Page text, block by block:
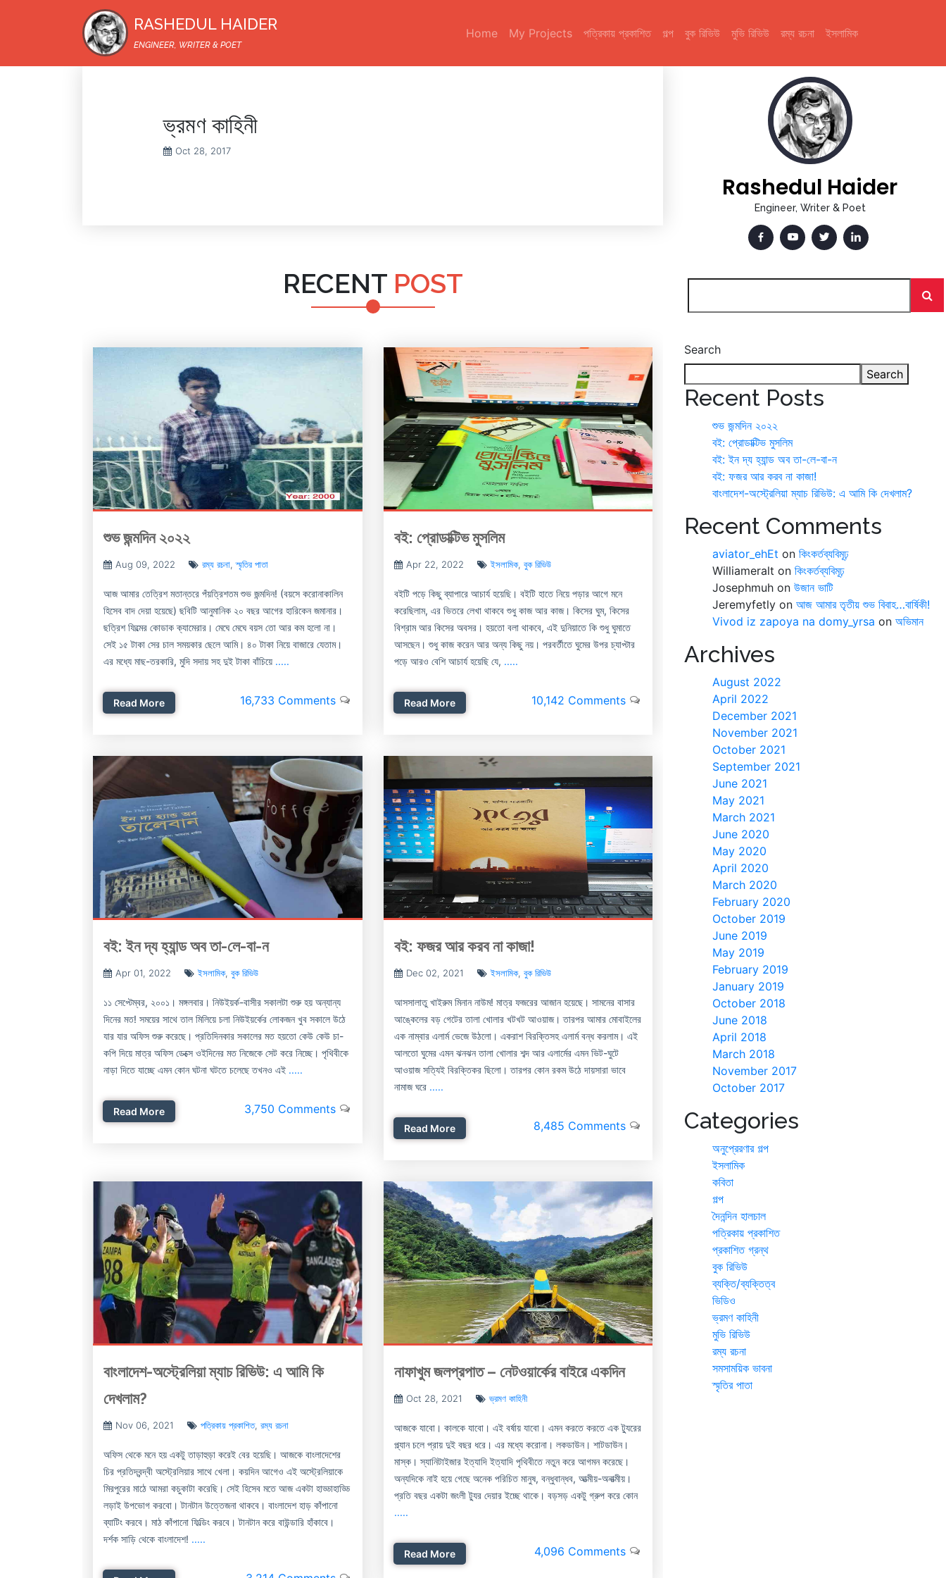
RASHEDUL HAIDER
ENGINEER, WRITER & POET
Home My Projects পত্রিকায় প্রকাশিত গল্প বুক রিভিউ মুভি রিভিউ রম্য রচনা ইসলামিক
ভ্রমণ কাহিনী
Oct 28, 2017
RECENT POST
শুভ জন্মদিন ২০২২
Aug 09, 2022 রম্য রচনা,স্মৃতির পাতা
আজ আমার তেত্রিশ মতান্তরে পঁয়ত্রিশতম শুভ জন্মদিন! (বয়সে করোনাকালিন
হিসেব বাদ দেয়া হয়েছে) ছবিটি আনুমানিক ২০ বছর আগের হারিকেন জমানার।
ছত্রিশ ফিল্মের কোডাক ক্যামেরার। মেঘে মেঘে বয়স তো আর কম হলো না।
সেই ১৫ টাকা সের চাল সময়কার ছেলে আমি। ৪০ টাকা নিয়ে বাজারে যেতাম।
এর মধ্যে মাছ-তরকারি, মুদি সদায় সহ দুই টাকা বাঁচিয়ে .....
Read More 16,733 Comments
বই: প্রোডাক্টিভ মুসলিম
Apr 22, 2022 ইসলামিক, বুক রিভিউ
বইটি পড়ে কিছু ব্যাপারে আচার্য হয়েছি। বইটি হাতে নিয়ে পড়ার আগে মনে
করেছিলাম, এর ভিতরে লেখা থাকবে শুধু কাজ আর কাজ। কিসের ঘুম, কিসের
বিশ্রাম আর কিসের অবসর। হয়তো বলা থাকবে, এই দুনিয়াতে কি শুধু ঘুমাতে
আসছেন। শুধু কাজ করেন আর অন্য কিছু নয়। পরবর্তীতে ঘুমের উপর চ্যাপ্টার
পড়ে আরও বেশি আচার্য হয়েছি যে, .....
Read More 10,142 Comments
বই: ইন দ্য হ্যান্ড অব তা-লে-বা-ন
Apr 01, 2022 ইসলামিক, বুক রিভিউ
১১ সেপ্টেম্বর, ২০০১। মঙ্গলবার। নিউইয়র্ক-বাসীর সকালটা শুরু হয় অন্যান্য
দিনের মত! সময়ের সাথে তাল মিলিয়ে চলা নিউইয়র্কের লোকজন খুব সকালে উঠে
যার যার অফিস শুরু করেছে। প্রতিদিনকার সকালের মত হয়তো কেউ কেউ চা-
কপি দিয়ে মাত্র অফিস ডেক্সে ওইদিনের মত নিজেকে সেট করে নিচ্ছে। পৃথিবীকে
নাড়া দিতে যাচ্ছে এমন কোন ঘটনা ঘটতে চলেছে তখনও এই .....
Read More 3,750 Comments
বই: ফজর আর করব না কাজা!
Dec 02, 2021 ইসলামিক, বুক রিভিউ
আসসালাতু খাইরুম মিনান নাউম! মাত্র ফজরের আজান হয়েছে। সামনের বাসার
আঙ্কেলের বড় গেটের তালা খোলার খটখট আওয়াজ। তারপর আমার মোবাইলের
এক নাম্বার এলার্ম ভেজে উঠলো। একরাশ বিরক্তিসহ এলার্ম বন্ধ করলাম। এই
আলতো ঘুমের এমন ঝনঝন তালা খোলার শব্দ আর এলার্মের এমন ভিট-ঘুটে
আওয়াজ সত্যিই বিরক্তিকর ছিলো। তারপর কোন রকম উঠে দায়সারা ভাবে
নামাজ ঘরে .....
Read More 8,485 Comments
বাংলাদেশ-অস্ট্রেলিয়া ম্যাচ রিভিউ: এ আমি কি
দেখলাম?
Nov 06, 2021 পত্রিকায় প্রকাশিত, রম্য রচনা
অফিস থেকে মনে হয় একটু তাড়াহুড়া করেই বের হয়েছি। আজকে বাংলাদেশের
চির প্রতিদ্বন্দ্বী অস্ট্রেলিয়ার সাথে খেলা। কয়দিন আগেও এই অস্ট্রেলিয়াকে
মিরপুরের মাঠে আমরা কচুকাটা করেছি। সেই হিসেব মতে আজ একটা হাড্ডাহাড্ডি
লড়াই উপভোগ করবো। টানটান উত্তেজনা থাকবে। বাংলাদেশ হাড় কাঁপানো
ব্যাটিং করবে। মাঠ কাঁপানো ফিল্ডিং করবে। টানটান করে বাউন্ডারি হাঁকাবে।
দর্শক সাড়ি থেকে বাংলাদেশ! .....
নাফাখুম জলপ্রপাত – নেটওয়ার্কের বাইরে একদিন
Oct 28, 2021 ভ্রমণ কাহিনী
আজকে যাবো। কালকে যাবো। এই বর্ষায় যাবো। এমন করতে করতে এক ট্যুরের
প্ল্যান চলে প্রায় দুই বছর ধরে। এর মধ্যে করোনা। লকডাউন। শাটডাউন।
মাস্ক। স্যানিটাইজার ইত্যাদি ইত্যাদি পৃথিবীতে নতুন করে আগমন করেছে।
অন্যদিকে নাই হয়ে গেছে অনেক পরিচিত মানুষ, বন্ধুবান্ধব, আত্মীয়-অনাত্মীয়।
প্রতি বছর একটা জংলী ট্যুর দেয়ার ইচ্ছে থাকে। বড়সড় একটু গ্রুপ করে কোন
.....
Read More 4,096 Comments
Rashedul Haider
Engineer, Writer & Poet
Search
Search
Recent Posts
শুভ জন্মদিন ২০২২
বই: প্রোডাক্টিভ মুসলিম
বই: ইন দ্য হ্যান্ড অব তা-লে-বা-ন
বই: ফজর আর করব না কাজা!
বাংলাদেশ-অস্ট্রেলিয়া ম্যাচ রিভিউ: এ আমি কি দেখলাম?
Recent Comments
aviator_ehEt on কিংকর্তব্যবিমূঢ়
Williameralt on কিংকর্তব্যবিমূঢ়
Josephmuh on উজান ভাটি
Jeremyfetly on আজ আমার তৃতীয় শুভ বিবাহ…বার্ষিকী!
Vivod iz zapoya na domy_yrsa on অভিমান
Archives
August 2022
April 2022
December 2021
November 2021
October 2021
September 2021
June 2021
May 2021
March 2021
June 2020
May 2020
April 2020
March 2020
February 2020
October 2019
June 2019
May 2019
February 2019
January 2019
October 2018
June 2018
April 2018
March 2018
November 2017
October 2017
Categories
অনুপ্রেরণার গল্প
ইসলামিক
কবিতা
গল্প
দৈনন্দিন হালচাল
পত্রিকায় প্রকাশিত
প্রকাশিত গ্রন্থ
বুক রিভিউ
ব্যক্তি/ব্যক্তিত্ব
ভিডিও
ভ্রমণ কাহিনী
মুভি রিভিউ
রম্য রচনা
সমসাময়িক ভাবনা
স্মৃতির পাতা